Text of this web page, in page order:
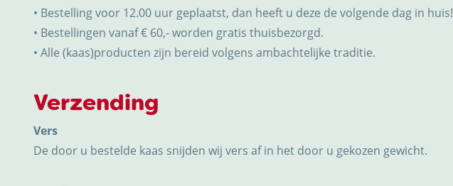
• Bestelling voor 12.00 uur geplaatst, dan heeft u deze de volgende dag in huis!
• Bestellingen vanaf € 60,- worden gratis thuisbezorgd.
• Alle (kaas)producten zijn bereid volgens ambachtelijke traditie.
Verzending
Vers
De door u bestelde kaas snijden wij vers af in het door u gekozen gewicht.